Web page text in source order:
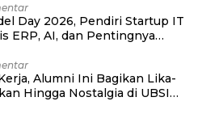
Day 2026, Pendiri Startup IT
ERP, AI, dan Pentingnya
Alumni Ini Bagikan Lika-
Hingga Nostalgia di UBSI